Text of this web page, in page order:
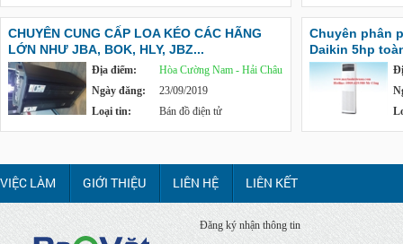
CHUYÊN CUNG CẤP LOA KÉO CÁC HÃNG
LỚN NHƯ JBA, BOK, HLY, JBZ...
Địa điểm:
Hòa Cường Nam - Hải Châu
Ngày đăng:
23/09/2019
Loại tin:
Bán đồ điện tử
Chuyên phân
Daikin 5hp
VIỆC LÀM GIỚI THIỆU LIÊN HỆ LIÊN KẾT
Đăng ký nhận thông tin